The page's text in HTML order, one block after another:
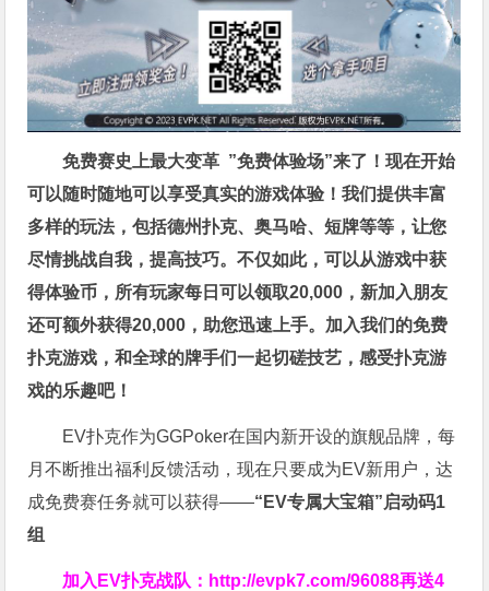
免费赛史上最大变革 ”免费体验场”来了！现在开始
可以随时随地可以享受真实的游戏体验！我们提供丰富
多样的玩法，包括德州扑克、奥马哈、短牌等等，让您
尽情挑战自我，提高技巧。不仅如此，可以从游戏中获
得体验币，所有玩家每日可以领取20,000，新加入朋友
还可额外获得20,000，助您迅速上手。 加入我们的免费
扑克游戏，和全球的牌手们一起切磋技艺，感受扑克游
戏的乐趣吧！
EV扑克作为GGPoker在国内新开设的旗舰品牌，每
月不断推出福利反馈活动，现在只要成为EV新用户，达
成免费赛任务就可以获得——“EV专属大宝箱”启动码1
组
加入EV扑克战队： http://evpk7.com/96088再送4